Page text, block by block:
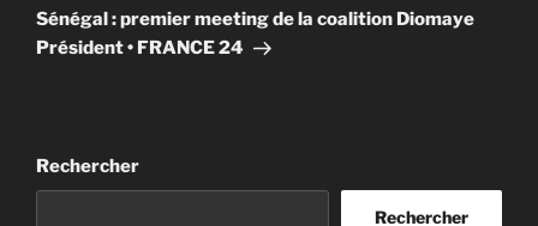
suivant
Sénégal : premier meeting de la coalition Diomaye
Président • FRANCE 24
Rechercher
Rechercher